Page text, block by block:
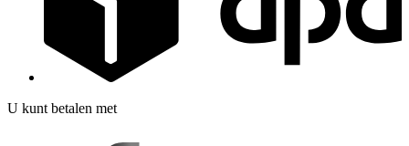
U kunt betalen met